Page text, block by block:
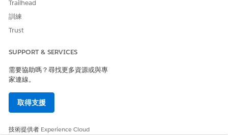
Trailhead
訓練
Trust
SUPPORT & SERVICES
需要協助嗎？尋找更多資源或與專
家連線。
取得支援
技術提供者 Experience Cloud